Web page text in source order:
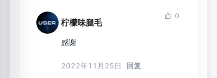
柠檬味腿毛
0
感谢
2022年11月25日 回复